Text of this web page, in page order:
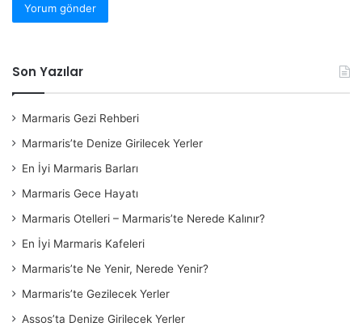
Son Yazılar
Marmaris Gezi Rehberi
Marmaris’te Denize Girilecek Yerler
En İyi Marmaris Barları
Marmaris Gece Hayatı
Marmaris Otelleri – Marmaris’te Nerede Kalınır?
En İyi Marmaris Kafeleri
Marmaris’te Ne Yenir, Nerede Yenir?
Marmaris’te Gezilecek Yerler
Assos’ta Denize Girilecek Yerler